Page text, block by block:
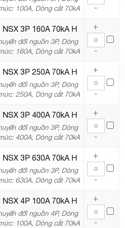
100A, Dòng cắt 70kA
-
NSX 3P 160A 70kA H
đổi nguồn 3P, Dòng
160A, Dòng cắt 70kA
+
-
NSX 3P 250A 70kA H
đổi nguồn 3P, Dòng
250A, Dòng cắt 70kA
+
-
NSX 3P 400A 70kA H
đổi nguồn 3P, Dòng
400A, Dòng cắt 70kA
+
-
NSX 3P 630A 70kA H
đổi nguồn 3P, Dòng
630A, Dòng cắt 70kA
+
-
NSX 4P 100A 70kA H
đổi nguồn 4P, Dòng
100A, Dòng cắt 70kA
+
-